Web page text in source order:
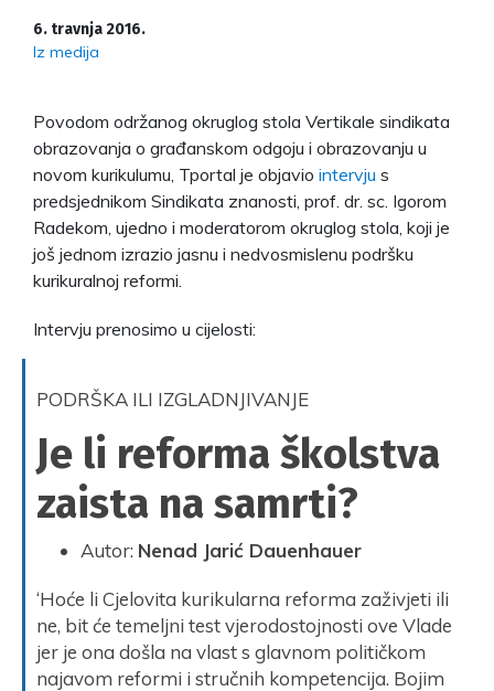
6. travnja 2016.
Iz medija
Povodom održanog okruglog stola Vertikale sindikata
obrazovanja o građanskom odgoju i obrazovanju u
novom kurikulumu, Tportal je objavio intervju s
predsjednikom Sindikata znanosti, prof. dr. sc. Igorom
Radekom, ujedno i moderatorom okruglog stola, koji je
još jednom izrazio jasnu i nedvosmislenu podršku
kurikuralnoj reformi.
Intervju prenosimo u cijelosti:
PODRŠKA ILI IZGLADNJIVANJE
Je li reforma školstva
zaista na samrti?
Autor: Nenad Jarić Dauenhauer
‘Hoće li Cjelovita kurikularna reforma zaživjeti ili
ne, bit će temeljni test vjerodostojnosti ove Vlade
jer je ona došla na vlast s glavnom političkom
najavom reformi i stručnih kompetencija. Bojim